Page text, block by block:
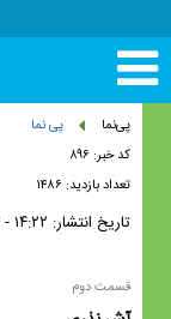
تغییر
وضعیت
منوی
سرویس
پی‌نما
پی نما
کد خبر: ۸۹۶
تعداد بازدید: ۱۴۸۶
تاریخ انتشار: ۱۴:۲۲ - ۲۴ آذر ۱۴۰۰
قسمت دوم